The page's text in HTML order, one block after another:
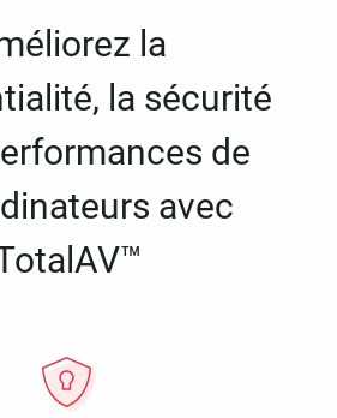
la
la sécurité
de
avec